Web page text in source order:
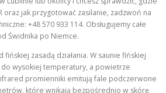
oraz jak przygotować zasilanie, zadzwoń na
+48 570 933 114. Obsługujemy całe
Świdnika po Niemce.
fińskiej zasadą działania. W saunie fińskiej
wysokiej temperatury, a powietrze
promienniki emitują fale podczerwone
które wnikają bezpośrednio w skórę